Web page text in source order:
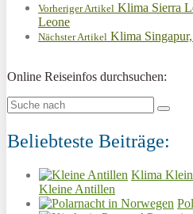
Vorheriger Artikel Klima Sierra
Leone
Nächster Artikel Klima
Online Reiseinfos durchsuchen:
Beliebteste Beiträge:
Klima
Kleine Antillen